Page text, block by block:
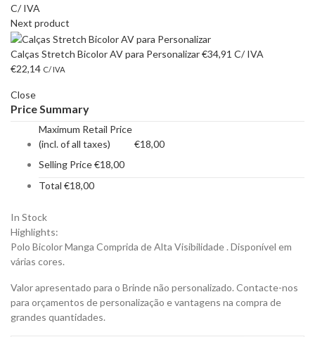
C/ IVA
Next product
Calças Stretch Bicolor AV para Personalizar€34,91 C/ IVA
€22,14 C/ IVA
Close
Price Summary
Maximum Retail Price
(incl. of all taxes)
€18,00
Selling Price€18,00
Total €18,00
In Stock
Highlights:
Polo Bicolor Manga Comprida de Alta Visibilidade . Disponível em
várias cores.
Valor apresentado para o Brinde não personalizado. Contacte-nos
para orçamentos de personalização e vantagens na compra de
grandes quantidades.